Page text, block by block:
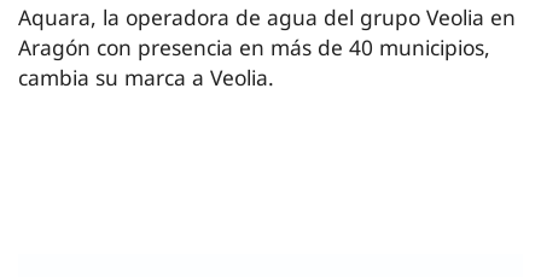
Aquara, la operadora de agua del grupo Veolia en
Aragón con presencia en más de 40 municipios,
cambia su marca a Veolia.